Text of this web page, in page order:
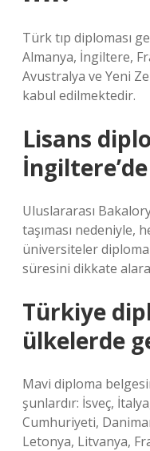
Türk tıp diploması
Almanya, İngiltere,
Avustralya ve Yeni
kabul edilmektedir.
Lisans
Uluslararası
taşıması nedeniyle,
üniversiteler
süresini dikkate
Türkiye
ülkelerde
Mavi diploma
şunlardır: İsveç,
Cumhuriyeti,
Letonya, Litvanya,